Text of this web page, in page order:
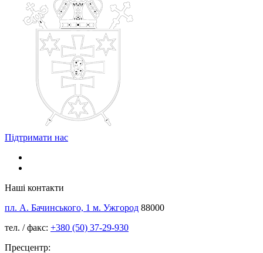
Підтримати нас
Наші контакти
пл. А. Бачинського, 1 м. Ужгород 88000
тел. / факс: +380 (50) 37-29-930
Пресцентр: